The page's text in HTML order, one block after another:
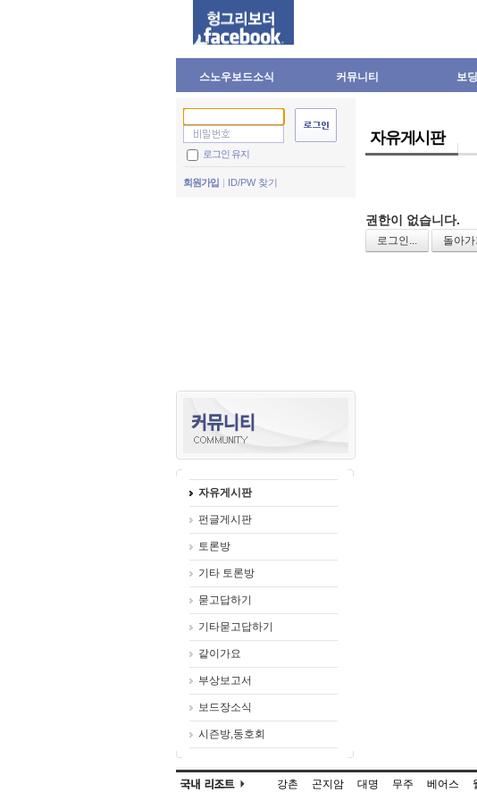
스노우보드소식 커뮤니티 보
로그인 유지
회원가입 ID/PW 찾기
자유게시판
펀글게시판
토론방
기타 토론방
묻고답하기
기타묻고답하기
같이가요
부상보고서
보드장소식
시즌방,동호회
자유게시판
권한이 없습니다.
로그인... 돌아가
강촌 곤지암 대명 무주 베어스